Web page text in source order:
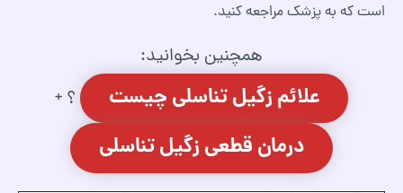
است که به پزشک مراجعه کنید.
همچنین بخوانید:
علائم زگیل تناسلی چیست ؟ +
درمان قطعی زگیل تناسلی